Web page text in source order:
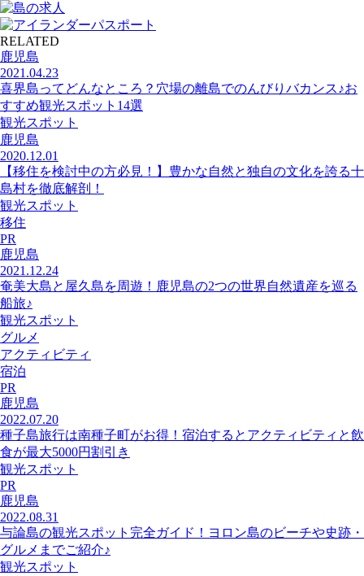
RELATED
鹿児島
2021.04.23
喜界島ってどんなところ？穴場の離島でのんびりバカンス♪お
すすめ観光スポット14選
観光スポット
鹿児島
2020.12.01
【移住を検討中の方必見！】豊かな自然と独自の文化を誇る十
島村を徹底解剖！
観光スポット
移住
PR
鹿児島
2021.12.24
奄美大島と屋久島を周遊！鹿児島の2つの世界自然遺産を巡る
船旅♪
観光スポット
グルメ
アクティビティ
宿泊
PR
鹿児島
2022.07.20
種子島旅行は南種子町がお得！宿泊するとアクティビティと飲
食が最大5000円割引き
観光スポット
PR
鹿児島
2022.08.31
与論島の観光スポット完全ガイド！ヨロン島のビーチや史跡・
グルメまでご紹介♪
観光スポット